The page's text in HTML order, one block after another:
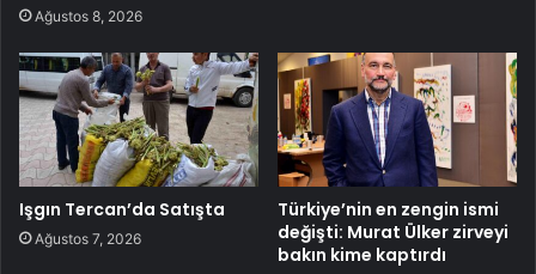
Ağustos 8, 2026
Işgın Tercan’da Satışta
Ağustos 7, 2026
Türkiye’nin en zengin ismi
değişti: Murat Ülker zirveyi
bakın kime kaptırdı